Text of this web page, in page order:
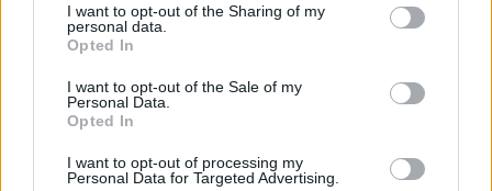
I want to opt-out of the Sharing of my
personal data.
Opted In
I want to opt-out of the Sale of my
Personal Data.
Opted In
I want to opt-out of processing my
Personal Data for Targeted Advertising.
Sieste après 65 ans : la
clé pour préserver votre
Santé
sous-vêtements à
découvrir